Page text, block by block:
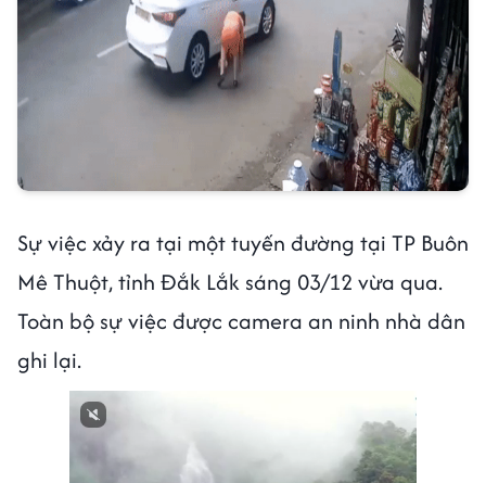
Sự việc xảy ra tại một tuyến đường tại TP Buôn
Mê Thuột, tỉnh Đắk Lắk sáng 03/12 vừa qua.
Toàn bộ sự việc được camera an ninh nhà dân
ghi lại.